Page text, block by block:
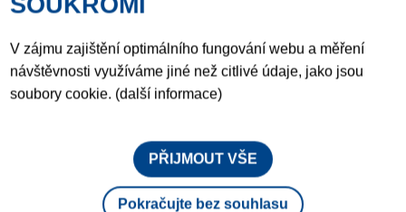
RADIOMETRICKÉ SYSTÉMY PRO
V zájmu zajištění optimálního fungování webu a měření
návštěvnosti využíváme jiné než citlivé údaje, jako jsou
soubory cookie. (další informace)
PŘIJMOUT VŠE
Pokračujte bez souhlasu